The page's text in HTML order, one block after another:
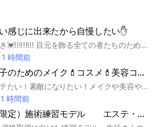
感じに出来たから自慢したい✋
アイメイク大好き💓!!!!!!!!! 目元を飾る全ての者たちのためのコミュニティです😍 アイシャドウ/カラコン/アイライナー/マスカラ/涙袋/カラーコスメなど... 気になるアイテムやメイク方法、お悩みなどを投稿して教えてね✨ ※出入り自由 ※見る専も大歓迎!!!
1 時間前
垢抜けたい女子のためのメイク💄コスメ💄美容コミュニティ
垢抜けたい！モテたい！素敵になりたい！メイクや美容やコスメを変えて自分を成長させたい女性のためのコミュニティです。監修は美容カウンセラー&エステシャンのsalon kinoeさんです。
1 時間前
（施術者女性限定）施術練習モデル エステ・ネイル・ボディケアマッサージ・マツエク 美容全般